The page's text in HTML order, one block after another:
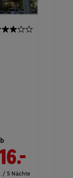
/ 5 Nächte